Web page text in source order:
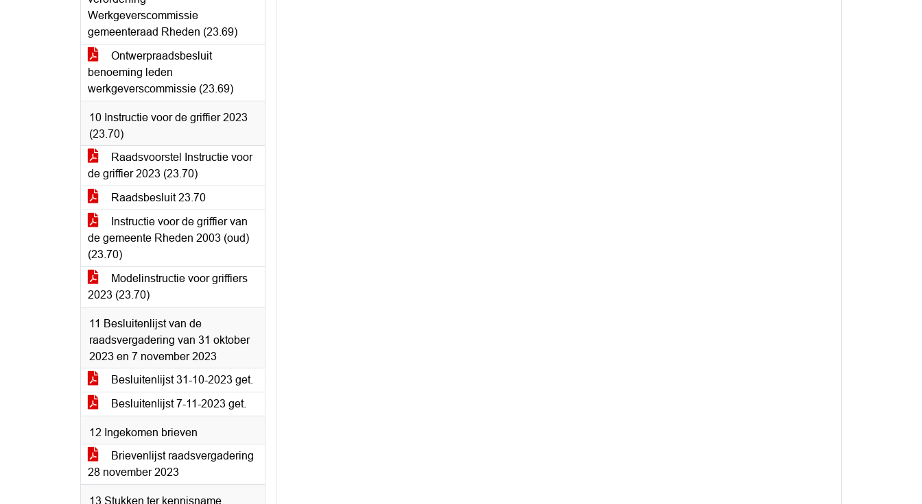
Werkgeverscommissie
gemeenteraad Rheden (23.69)
Ontwerpraadsbesluit
benoeming leden
werkgeverscommissie (23.69)
10 Instructie voor de griffier 2023
(23.70)
Raadsvoorstel Instructie voor
de griffier 2023 (23.70)
Raadsbesluit 23.70
Instructie voor de griffier van
de gemeente Rheden 2003 (oud)
(23.70)
Modelinstructie voor griffiers
2023 (23.70)
11 Besluitenlijst van de
raadsvergadering van 31 oktober
2023 en 7 november 2023
Besluitenlijst 31-10-2023 get.
Besluitenlijst 7-11-2023 get.
12 Ingekomen brieven
Brievenlijst raadsvergadering
28 november 2023
13 Stukken ter kennisname